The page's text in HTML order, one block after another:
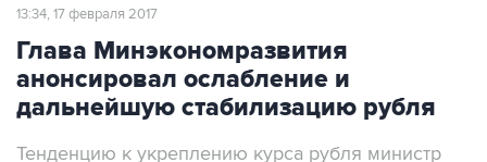
13:34, 17 февраля 2017
Глава Минэкономразвития
анонсировал ослабление и
дальнейшую стабилизацию рубля
Тенденцию к укреплению курса рубля министр